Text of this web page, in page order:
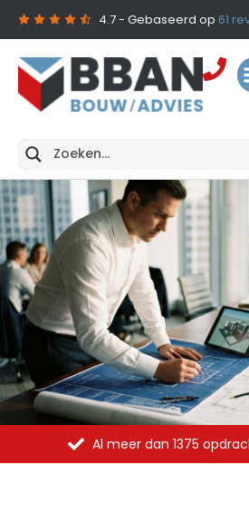
4.7- Gebaseerd op 61
Al meer dan 1375